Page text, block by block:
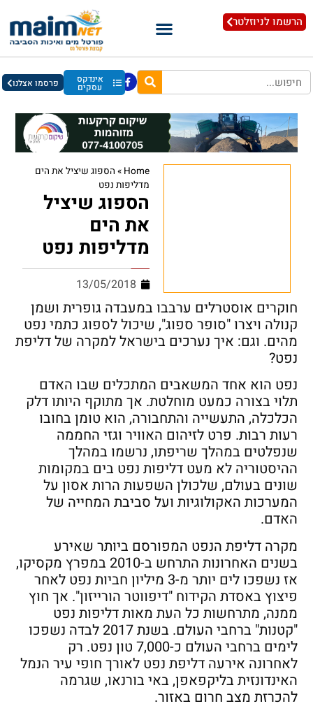
הרשמו לניוזלטר
אינדקס
עסקים פרסמו אצלנו
Home
» הספוג שיציל את הים
מדליפות נפט
הספוג שיציל
את הים
מדליפות נפט
13/05/2018
חוקרים אוסטרלים ערבבו במעבדה גופרית ושמן
קנולה ויצרו "סופר ספוג", שיכול לספוג כתמי נפט
מהים. וגם: איך נערכים בישראל למקרה של דליפת
נפט?
נפט הוא אחד המשאבים המתכלים שבו האדם
תלוי בצורה כמעט מוחלטת. אך מתוקף היותו דלק
הכלכלה, התעשייה והתחבורה, הוא טומן בחובו
רעות רבות. פרט לזיהום האוויר וגזי החממה
שנפלטים במהלך שריפתו, נרשמו במהלך
ההיסטוריה לא מעט דליפות נפט בים במקומות
שונים בעולם, שלכולן השפעות הרות אסון על
המערכות האקולוגיות ועל סביבת המחייה של
האדם.
מקרה דליפת הנפט המפורסם ביותר שאירע
בשנים האחרונות התרחש ב-2010 במפרץ מקסיקו,
אז נשפכו לים יותר מ-3 מיליון חביות נפט לאחר
פיצוץ באסדת הקידוח "דיפווטר הורייזון". אך חוץ
ממנה, מתרחשות כל העת מאות דליפות נפט
"קטנות" ברחבי העולם. בשנת 2017 לבדה נשפכו
לימים ברחבי העולם כ-7,000 טון נפט. רק
לאחרונה אירעה דליפת נפט לאורך חופי עיר הנמל
האינדונזית בליקפאפן, באי בורנאו, שגרמה
להכרזת מצב חרום באזור.